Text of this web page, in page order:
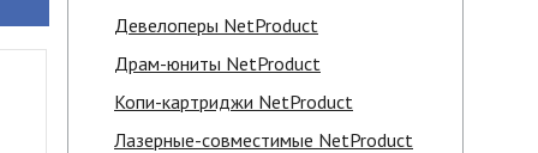
Девелоперы NetProduct
Драм-юниты NetProduct
Копи-картриджи NetProduct
Лазерные-совместимые NetProduct